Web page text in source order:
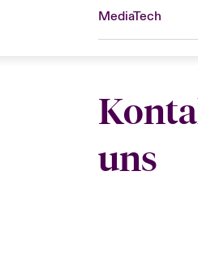
MediaTech
uns